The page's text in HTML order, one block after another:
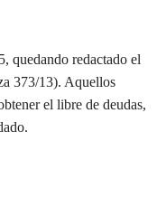
quedando redactado el
373/13). Aquellos
el libre de deudas,